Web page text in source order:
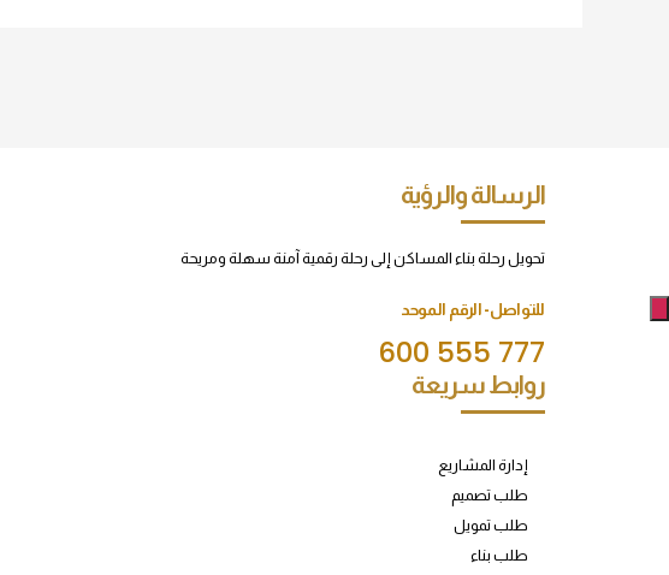
الرسالة والرؤية
تحويل رحلة بناء المساكن إلى رحلة رقمية آمنة سهلة ومريحة
للتواصل- الرقم الموحد
600 555 777
روابط سريعة
إدارة المشاريع
طلب تصميم
طلب تمويل
طلب بناء